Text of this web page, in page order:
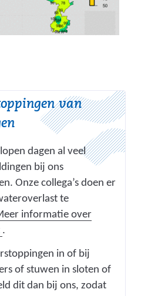
van
dagen al veel
bij ons
Onze collega’s doen er
te
informatie over
.
in of bij
of stuwen in sloten of
dit dan bij ons, zodat